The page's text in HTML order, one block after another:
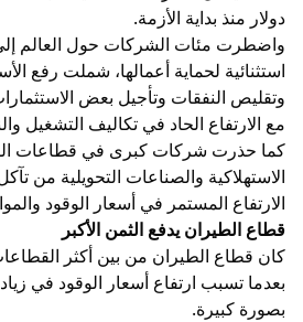
دولار منذ بداية الأزمة.
واضطرت مئات الشركات حول العالم
استثنائية لحماية أعمالها، شملت رفع
وتقليص النفقات وتأجيل بعض
مع الارتفاع الحاد في تكاليف التشغيل
كما حذرت شركات كبرى في قطاعات
الاستهلاكية والصناعات التحويلية من
الارتفاع المستمر في أسعار الوقود
قطاع الطيران يدفع الثمن الأكبر
كان قطاع الطيران من بين أكثر
بعدما تسبب ارتفاع أسعار الوقود في
بصورة كبيرة.